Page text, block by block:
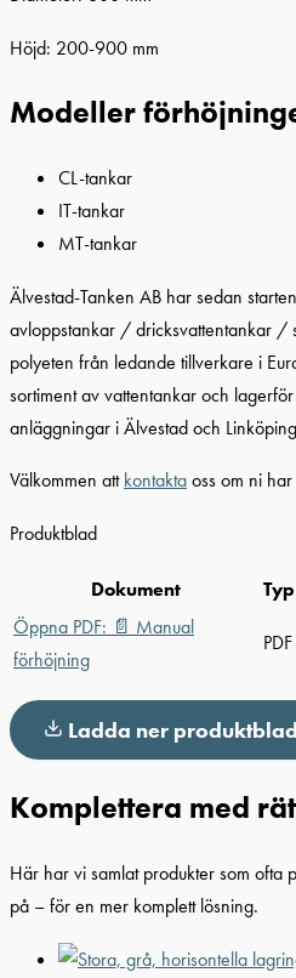
Höjd: 200-900 mm
Modeller
CL-tankar
IT-tankar
MT-tankar
Älvestad-Tanken AB har sedan
avloppstankar / dricksvattentankar /
polyeten från ledande tillverkare i
sortiment av vattentankar och
anläggningar i Älvestad och
Välkommen attkontaktaoss om ni
Produktblad
Dokument Typ
Öppna PDF: 📄 Manual
förhöjning
PDF
Ladda ner produktblad
Komplettera med
Här har vi samlat produkter som ofta
på – för en mer komplett lösning.